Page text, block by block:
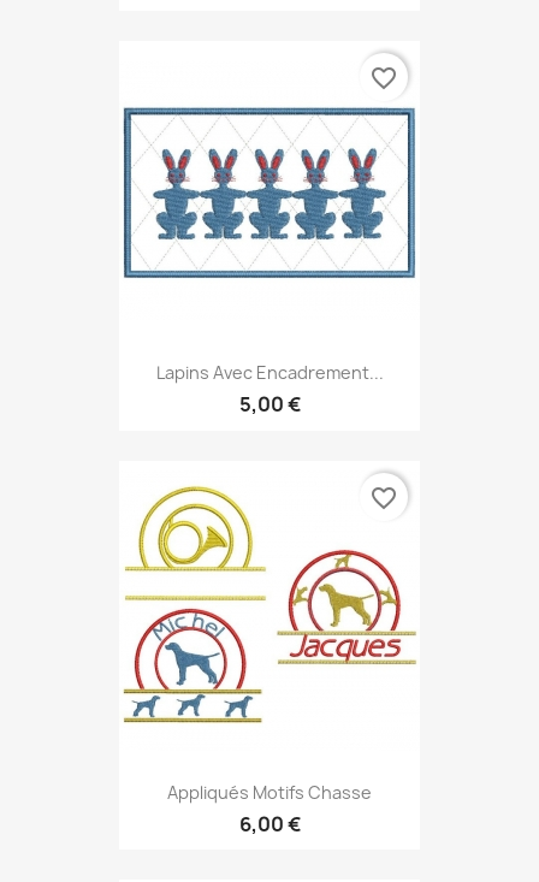
Lapins Avec Encadrement...
5,00 €
favorite_border
Appliqués Motifs Chasse
6,00 €
favorite_border